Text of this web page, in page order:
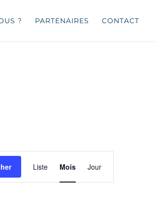
? PARTENAIRES CONTACT
Navigation
de
vues
Liste Mois Jour